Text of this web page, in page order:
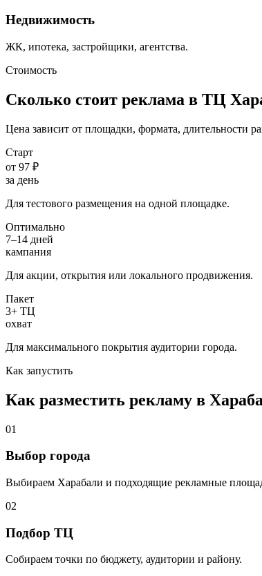
Недвижимость
ЖК, ипотека, застройщики, агентства.
Стоимость
Сколько стоит реклама в ТЦ
Цена зависит от площадки, формата, длительности
Старт
от 97 ₽
за день
Для тестового размещения на одной площадке.
Оптимально
7–14 дней
кампания
Для акции, открытия или локального продвижения.
Пакет
3+ ТЦ
охват
Для максимального покрытия аудитории города.
Как запустить
Как разместить рекламу в
01
Выбор города
Выбираем Харабали и подходящие рекламные
02
Подбор ТЦ
Собираем точки по бюджету, аудитории и району.